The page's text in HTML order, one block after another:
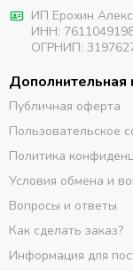
ИП Ерохин
ИНН:
ОГРНИП:
Публичная оферта
Пользовательское
Политика
Условия обмена и
Вопросы и ответы
Как сделать заказ?
Информация для